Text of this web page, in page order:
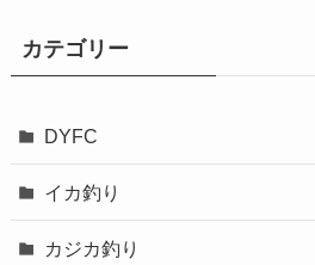
カテゴリー
DYFC
イカ釣り
カジカ釣り